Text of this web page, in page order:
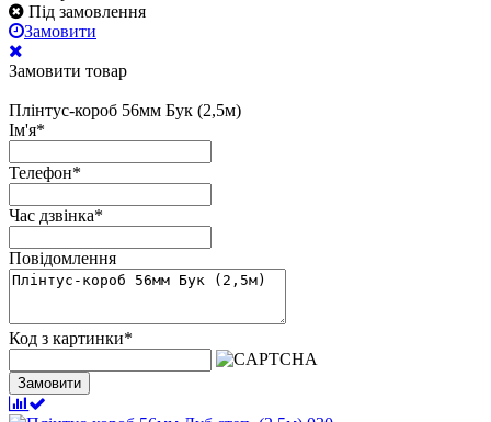
Під замовлення
Замовити
Замовити товар
Плінтус-короб 56мм Бук (2,5м)
Ім'я*
Телефон*
Час дзвінка*
Повідомлення
Код з картинки*
Замовити